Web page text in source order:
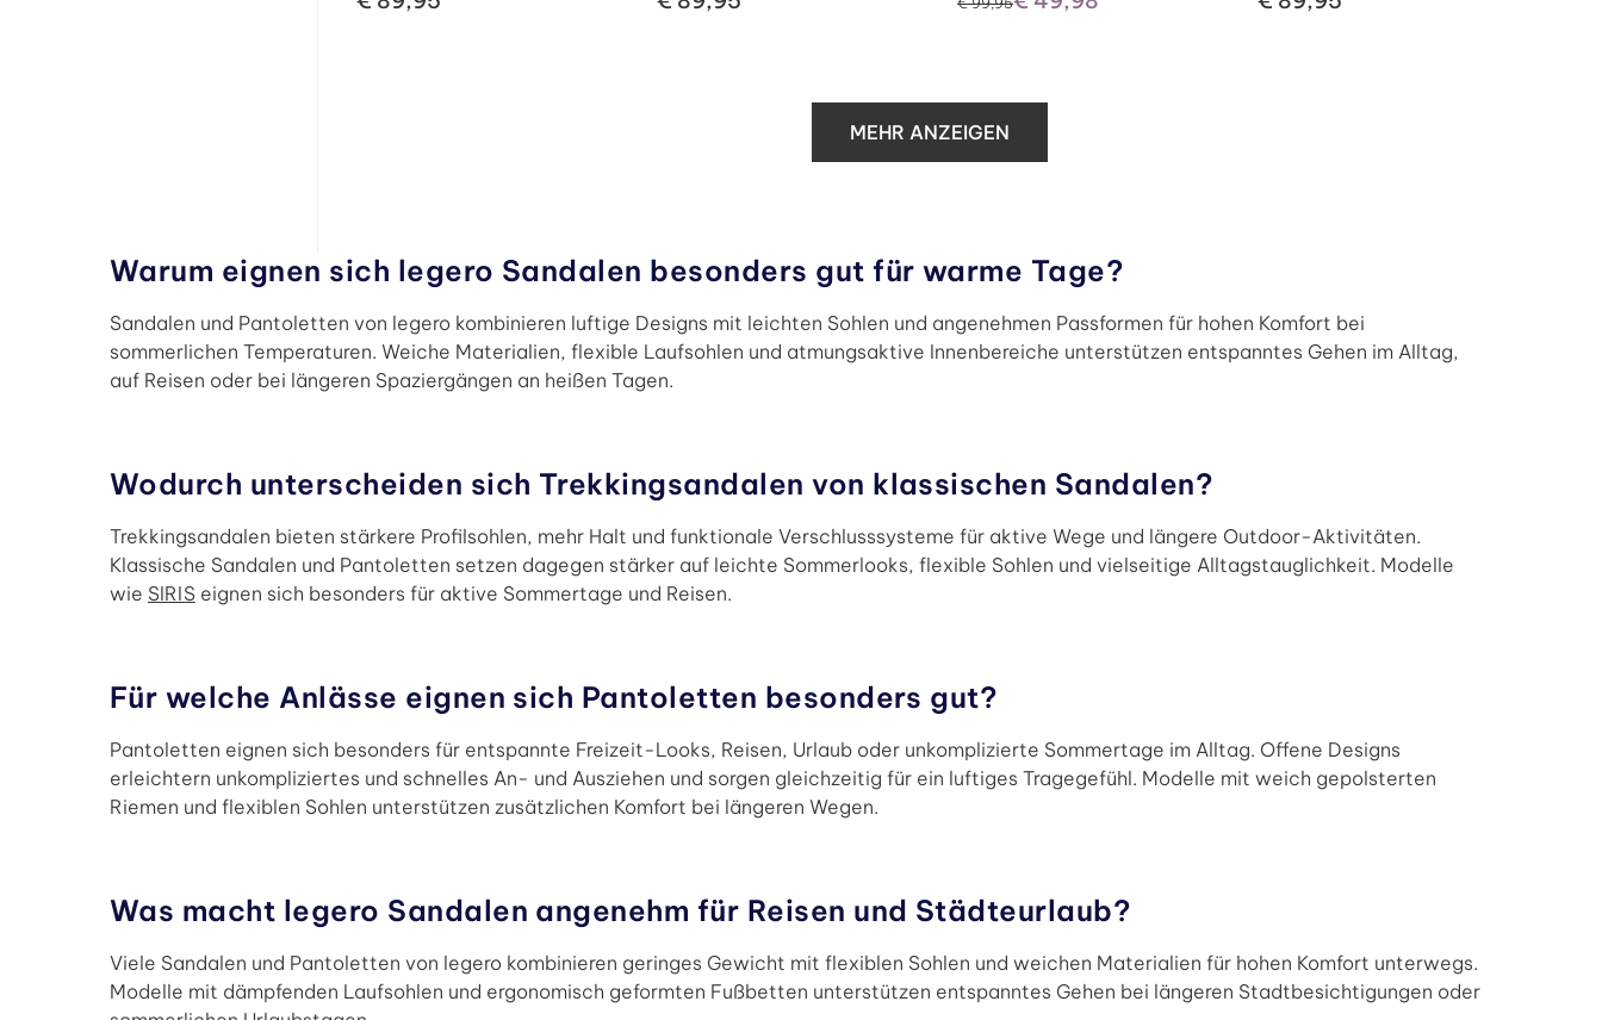
MEHR ANZEIGEN
Warum eignen sich legero Sandalen besonders gut für warme Tage?
Sandalen und Pantoletten von legero kombinieren luftige Designs mit leichten Sohlen und angenehmen Passformen für hohen Komfort bei
sommerlichen Temperaturen. Weiche Materialien, flexible Laufsohlen und atmungsaktive Innenbereiche unterstützen entspanntes Gehen im Alltag,
auf Reisen oder bei längeren Spaziergängen an heißen Tagen.
Wodurch unterscheiden sich Trekkingsandalen von klassischen Sandalen?
Trekkingsandalen bieten stärkere Profilsohlen, mehr Halt und funktionale Verschlusssysteme für aktive Wege und längere Outdoor-Aktivitäten.
Klassische Sandalen und Pantoletten setzen dagegen stärker auf leichte Sommerlooks, flexible Sohlen und vielseitige Alltagstauglichkeit. Modelle
wie SIRISeignen sich besonders für aktive Sommertage und Reisen.
Für welche Anlässe eignen sich Pantoletten besonders gut?
Pantoletten eignen sich besonders für entspannte Freizeit-Looks, Reisen, Urlaub oder unkomplizierte Sommertage im Alltag. Offene Designs
erleichtern unkompliziertes und schnelles An- und Ausziehen und sorgen gleichzeitig für ein luftiges Tragegefühl. Modelle mit weich gepolsterten
Riemen und flexiblen Sohlen unterstützen zusätzlichen Komfort bei längeren Wegen.
Was macht legero Sandalen angenehm für Reisen und Städteurlaub?
Viele Sandalen und Pantoletten von legero kombinieren geringes Gewicht mit flexiblen Sohlen und weichen Materialien für hohen Komfort unterwegs.
Modelle mit dämpfenden Laufsohlen und ergonomisch geformten Fußbetten unterstützen entspanntes Gehen bei längeren Stadtbesichtigungen oder